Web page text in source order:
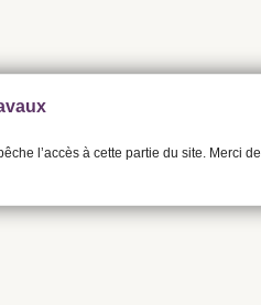
l’accès à cette partie du site. Merci de